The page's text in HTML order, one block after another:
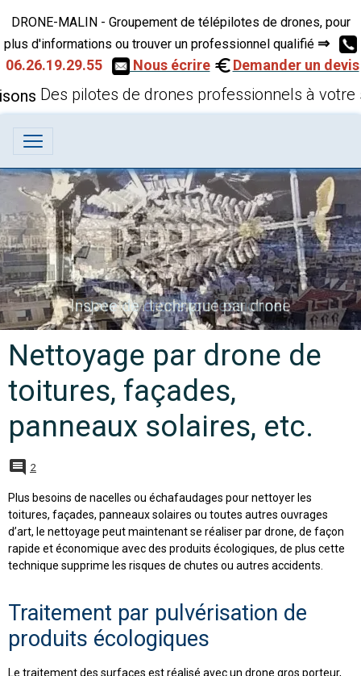
DRONE-MALIN - Groupement de télépilotes de drones, pour
plus d'informations ou trouver un professionnel qualifié ⇒
06.26.19.29.55
Nous écrire Demander un devis
Des pilotes de drones professionnels à votre
Inspection technique par drone
Nettoyage par drone de
toitures, façades,
panneaux solaires, etc.
2
Plus besoins de nacelles ou échafaudages pour nettoyer les
toitures, façades, panneaux solaires ou toutes autres ouvrages
d’art, le nettoyage peut maintenant se réaliser par drone, de façon
rapide et économique avec des produits écologiques, de plus cette
technique supprime les risques de chutes ou autres accidents.
Traitement par pulvérisation de
produits écologiques
Le traitement des surfaces est réalisé avec un drone gros porteur,